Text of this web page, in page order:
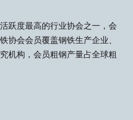
跃度最高的行业协会之一，会
协会会员覆盖钢铁生产企业、
机构，会员粗钢产量占全球粗